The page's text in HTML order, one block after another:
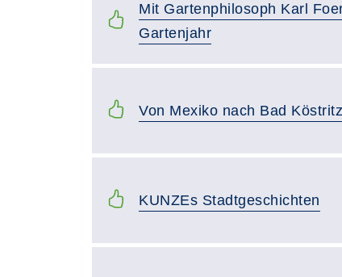
Mit Gartenphilosoph Karl
Gartenjahr
Von Mexiko nach Bad
KUNZEs Stadtgeschichten